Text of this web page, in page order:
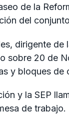
de la
del
dirigente
sobre 20 de
y bloques de
y la SEP
de